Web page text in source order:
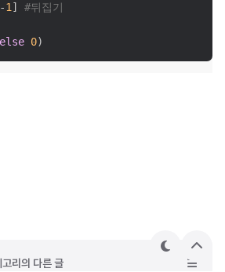
1 ] #뒤집기
else 0)
리의 다른 글
테
상
단